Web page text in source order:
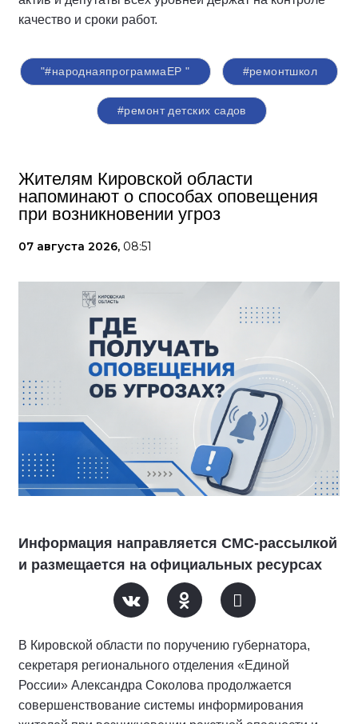
качество и сроки работ.
"#народнаяпрограммаЕР " #ремонтшкол
#ремонт детских садов
Жителям Кировской области
напоминают о способах оповещения
при возникновении угроз
07 августа 2026, 08:51
Информация направляется СМС-рассылкой
и размещается на официальных ресурсах
В Кировской области по поручению губернатора,
секретаря регионального отделения «Единой
России» Александра Соколова продолжается
совершенствование системы информирования